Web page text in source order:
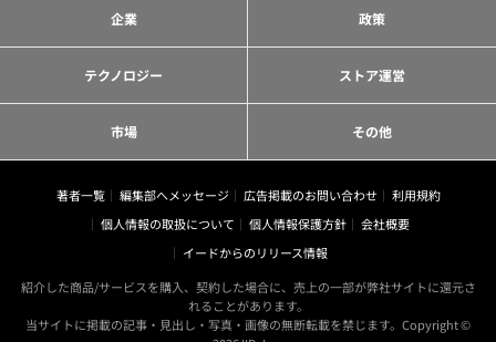
企業 政策
テクノロジー ストア運営
市場 その他
著者一覧 編集部へメッセージ 広告掲載のお問い合わせ
利用規約
個人情報の取扱について
個人情報保護方針
会社概要
イードからのリリース情報
紹介した商品/サービスを購入、契約した場合に、売上の一部が弊社サイトに還元さ
れることがあります。
当サイトに掲載の記事・見出し・写真・画像の無断転載を禁じます。Copyright ©